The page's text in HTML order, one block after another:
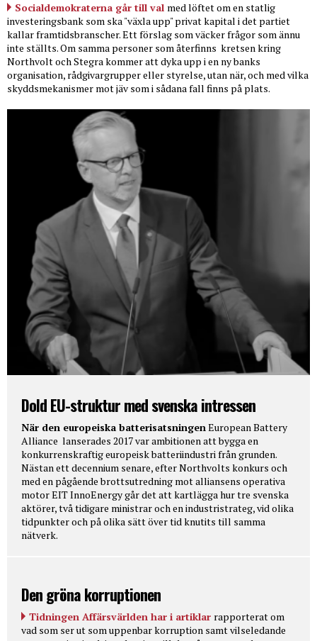
Socialdemokraterna går till val med löftet om en statlig
investeringsbank som ska "växla upp" privat kapital i det partiet
kallar framtidsbranscher. Ett förslag som väcker frågor som ännu
inte ställts. Om samma personer som återfinns kretsen kring
Northvolt och Stegra kommer att dyka upp i en ny banks
organisation, rådgivargrupper eller styrelse, utan när, och med vilka
skyddsmekanismer mot jäv som i sådana fall finns på plats.
Dold EU-struktur med svenska intressen
När den europeiska batterisatsningenEuropean Battery
Alliance lanserades 2017 var ambitionen att bygga en
konkurrenskraftig europeisk batteriindustri från grunden.
Nästan ett decennium senare, efter Northvolts konkurs och
med en pågående brottsutredning mot alliansens operativa
motor EIT InnoEnergy går det att kartlägga hur tre svenska
aktörer, två tidigare ministrar och en industristrateg, vid olika
tidpunkter och på olika sätt över tid knutits till samma
nätverk.
Den gröna korruptionen
Tidningen Affärsvärlden har i artiklar rapporterat om
vad som ser ut som uppenbar korruption samt vilseledande